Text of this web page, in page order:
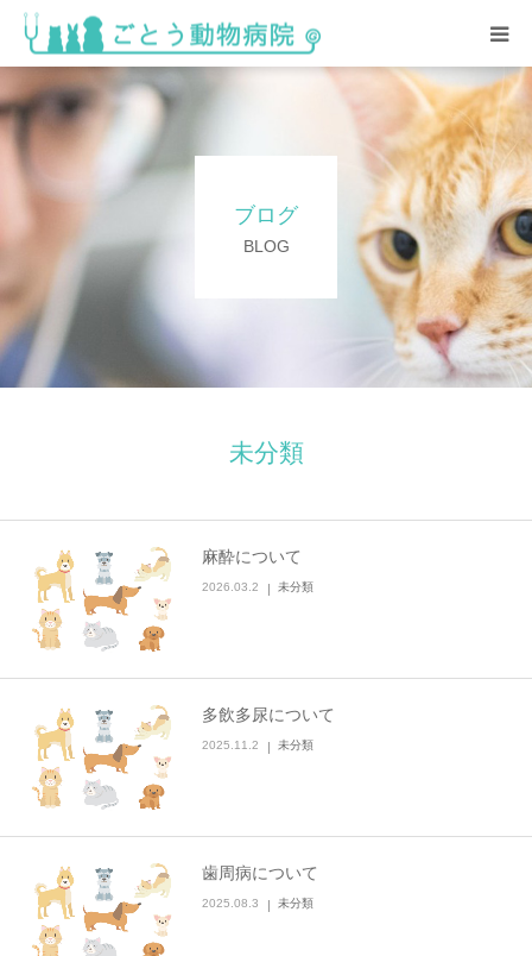
ブログ
BLOG
未分類
麻酔について
2026.03.2 未分類
多飲多尿について
2025.11.2 未分類
歯周病について
2025.08.3 未分類
HOME
総合案内
院内の様子